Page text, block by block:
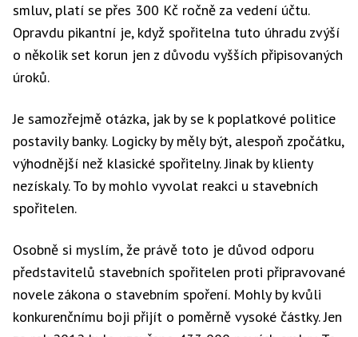
smluv, platí se přes 300 Kč ročně za vedení účtu.
Opravdu pikantní je, když spořitelna tuto úhradu zvýší
o několik set korun jen z důvodu vyšších připisovaných
úroků.
Je samozřejmě otázka, jak by se k poplatkové politice
postavily banky. Logicky by měly být, alespoň zpočátku,
výhodnější než klasické spořitelny. Jinak by klienty
nezískaly. To by mohlo vyvolat reakci u stavebních
spořitelen.
Osobně si myslím, že právě toto je důvod odporu
představitelů stavebních spořitelen proti připravované
novele zákona o stavebním spoření. Mohly by kvůli
konkurenčnímu boji přijít o poměrně vysoké částky. Jen